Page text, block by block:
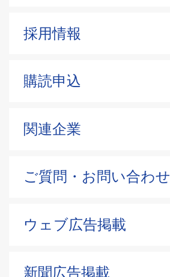
採用情報
購読申込
関連企業
ご質問・お問い合わせ
ウェブ広告掲載
新聞広告掲載